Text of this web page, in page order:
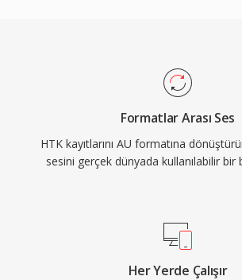
Formatlar Arası Ses
HTK kayıtlarını AU formatına
sesini gerçek dünyada kullanılabilir bir
Her Yerde Çalışır